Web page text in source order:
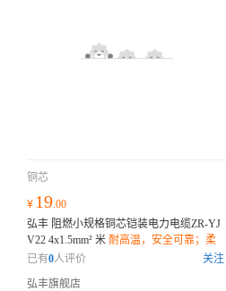
铜芯
¥ 19.00
弘丰 阻燃小规格铜芯铠装电力电缆ZR-YJ
V22 4x1.5mm² 米 耐高温，安全可靠；柔
韧性强，易安装；环保材质，放心使用；
已有0人评价
关注
弘丰旗舰店